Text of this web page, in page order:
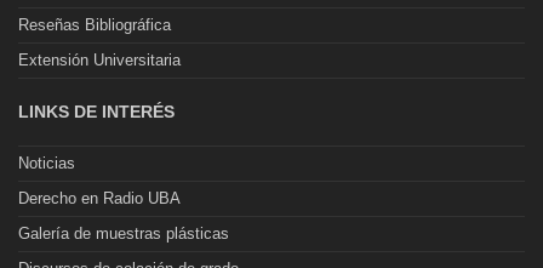
Reseñas Bibliográfica
Extensión Universitaria
LINKS DE INTERÉS
Noticias
Derecho en Radio UBA
Galería de muestras plásticas